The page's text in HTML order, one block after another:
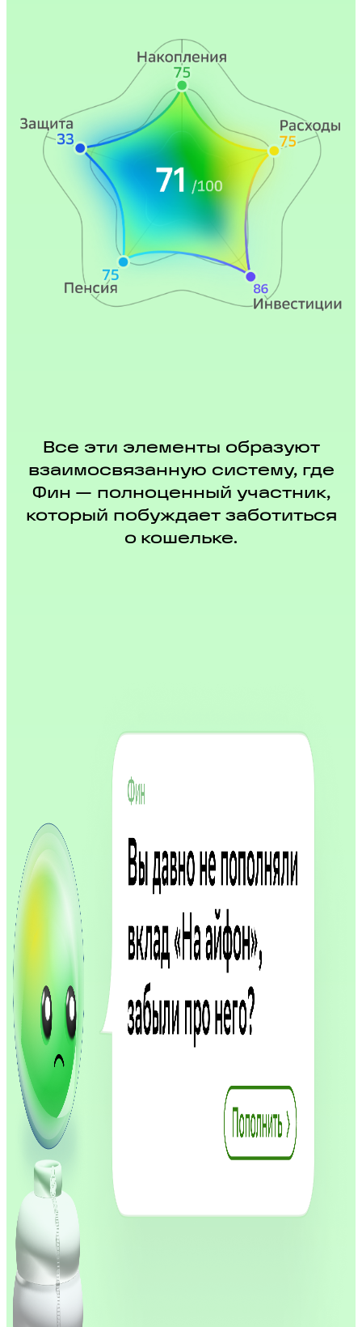
Все эти элементы образуют
взаимосвязанную систему, где
Фин — полноценный участник,
который побуждает заботиться
о кошельке.